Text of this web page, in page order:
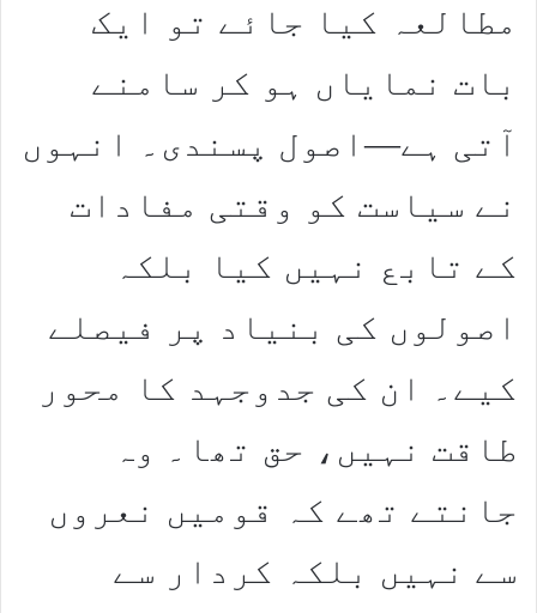
مطالعہ کیا جائے تو ایک
بات نمایاں ہو کر سامنے
آتی ہے—اصول پسندی۔ انہوں
نے سیاست کو وقتی مفادات
کے تابع نہیں کیا بلکہ
اصولوں کی بنیاد پر فیصلے
کیے۔ ان کی جدوجہد کا محور
طاقت نہیں، حق تھا۔ وہ
جانتے تھے کہ قومیں نعروں
سے نہیں بلکہ کردار سے